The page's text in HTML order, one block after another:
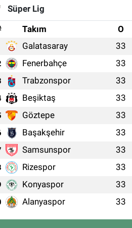
Süper Lig
Takım O
Galatasaray 33
Fenerbahçe 33
Trabzonspor 33
Beşiktaş 33
Göztepe 33
Başakşehir 33
Samsunspor 33
Rizespor 33
Konyaspor 33
Alanyaspor 33